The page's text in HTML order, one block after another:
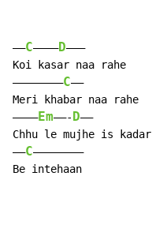
——C———–D———
Koi kasar naa rahe
———————–C——
Meri khabar naa rahe
———–Em——- D——
Chhu le mujhe is kadar
—–C———————–
Be intehaan